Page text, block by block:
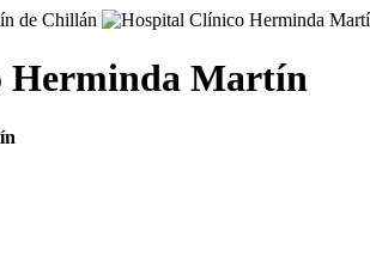
Herminda Martín